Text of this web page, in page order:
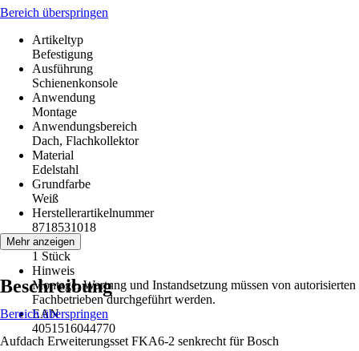
Bereich überspringen
Artikeltyp
Befestigung
Ausführung
Schienenkonsole
Anwendung
Montage
Anwendungsbereich
Dach, Flachkollektor
Material
Edelstahl
Grundfarbe
Weiß
Herstellerartikelnummer
8718531018
Inhalt
1 Stück
Hinweis
Montage, Wartung und Instandsetzung müssen von autorisierten
Fachbetrieben durchgeführt werden.
EAN
4051516044770
Mehr anzeigen
Beschreibung
Bereich überspringen
Aufdach Erweiterungsset FKA6-2 senkrecht für Bosch